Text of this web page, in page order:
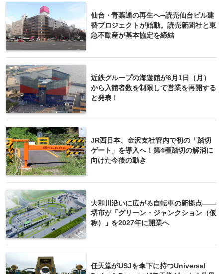
仙台・青葉通の再生へ─読売仙台ビル建
替プロジェクトが始動。読売新聞社と東
急不動産が基本協定を締結
近鉄グループの海遊館が6月1日（月）
から入館者数を制限して営業を再開する
と発表！
JR西日本、金沢支社管内で初の「踏切
ゲート」を導入へ！第4種踏切の解消に
向けた今後の動き
大和川沿いに広がる自転車の新拠点――
堺市が「グリーン・ジャンクション（仮
称）」を2027年に開業へ
任天堂がUSJを傘下に持つUniversal